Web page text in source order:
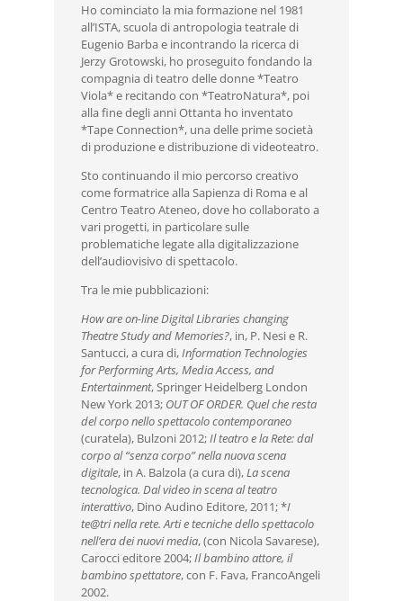
Ho cominciato la mia formazione nel 1981
all’ISTA, scuola di antropologia teatrale di
Eugenio Barba e incontrando la ricerca di
Jerzy Grotowski, ho proseguito fondando la
compagnia di teatro delle donne *Teatro
Viola* e recitando con *TeatroNatura*, poi
alla fine degli anni Ottanta ho inventato
*Tape Connection*, una delle prime società
di produzione e distribuzione di videoteatro.
Sto continuando il mio percorso creativo
come formatrice alla Sapienza di Roma e al
Centro Teatro Ateneo, dove ho collaborato a
vari progetti, in particolare sulle
problematiche legate alla digitalizzazione
dell’audiovisivo di spettacolo.
Tra le mie pubblicazioni:
How are on-line Digital Libraries changing
Theatre Study and Memories?, in, P. Nesi e R.
Santucci, a cura di,Information Technologies
for Performing Arts, Media Access, and
Entertainment, Springer Heidelberg London
New York 2013; OUT OF ORDER. Quel che resta
del corpo nello spettacolo contemporaneo
(curatela), Bulzoni 2012;Il teatro e la Rete: dal
corpo al “senza corpo” nella nuova scena
digitale, in A. Balzola (a cura di),La scena
tecnologica. Dal video in scena al teatro
interattivo, Dino Audino Editore, 2011; *I
te@tri nella rete. Arti e tecniche dello spettacolo
nell’era dei nuovi media, (con Nicola Savarese),
Carocci editore 2004;Il bambino attore, il
bambino spettatore, con F. Fava, FrancoAngeli
2002.